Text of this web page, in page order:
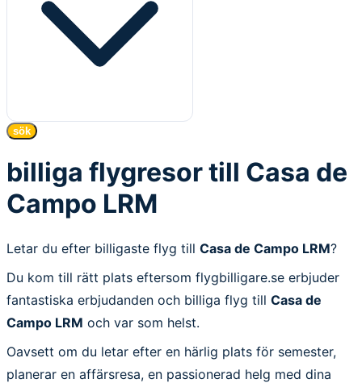
sök
billiga flygresor till Casa de
Campo LRM
Letar du efter billigaste flyg till Casa de Campo LRM?
Du kom till rätt plats eftersom flygbilligare.se erbjuder
fantastiska erbjudanden och billiga flyg till Casa de
Campo LRM och var som helst.
Oavsett om du letar efter en härlig plats för semester,
planerar en affärsresa, en passionerad helg med dina